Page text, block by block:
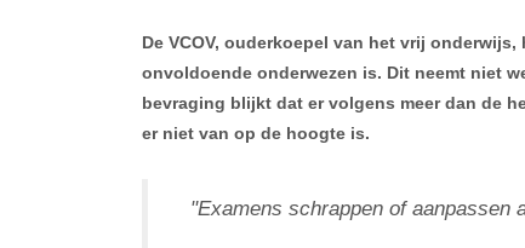
De VCOV, ouderkoepel van het vrij
onvoldoende onderwezen is. Dit neemt niet
bevraging blijkt dat er volgens meer dan de
er niet van op de hoogte is.
"Examens schrappen of